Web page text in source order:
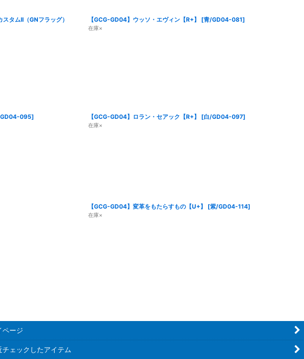
タムII（GNフラッグ）
【GCG-GD04】ウッソ・エヴィン【R+】 [青/GD04-081]
在庫×
095] 【GCG-GD04】ロラン・セアック【R+】 [白/GD04-097]
在庫×
【GCG-GD04】変革をもたらすもの【U+】 [紫/GD04-114]
在庫×
ページ
チェックしたアイテム